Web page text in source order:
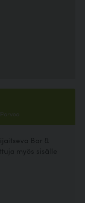
Bar &
myös sisälle